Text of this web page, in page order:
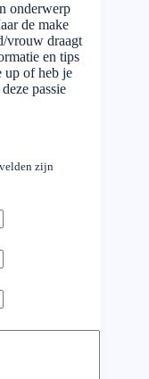
onderwerp
de make
vrouw draagt
en tips
up of heb je
passie
zijn